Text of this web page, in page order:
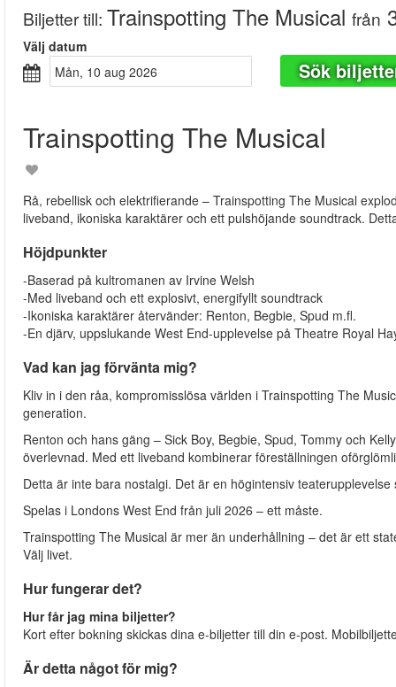
Biljetter till: Trainspotting The Musical från
Välj datum
mån, 10 aug 2026
Sök
Trainspotting The Musical
Rå, rebellisk och elektrifierande – Trainspotting The Musical
liveband, ikoniska karaktärer och ett pulshöjande soundtrack.
Höjdpunkter
-Baserad på kultromanen av Irvine Welsh
-Med liveband och ett explosivt, energifyllt soundtrack
-Ikoniska karaktärer återvänder: Renton, Begbie, Spud m.fl.
-En djärv, uppslukande West End-upplevelse på Theatre Royal
Vad kan jag förvänta mig?
Kliv in i den råa, kompromisslösa världen i Trainspotting The
generation.
Renton och hans gäng – Sick Boy, Begbie, Spud, Tommy och
överlevnad. Med ett liveband kombinerar föreställningen
Detta är inte bara nostalgi. Det är en högintensiv
Spelas i Londons West End från juli 2026 – ett måste.
Trainspotting The Musical är mer än underhållning – det är ett
Välj livet.
Hur fungerar det?
Hur får jag mina biljetter?
Kort efter bokning skickas dina e-biljetter till din e-post.
Är detta något för mig?